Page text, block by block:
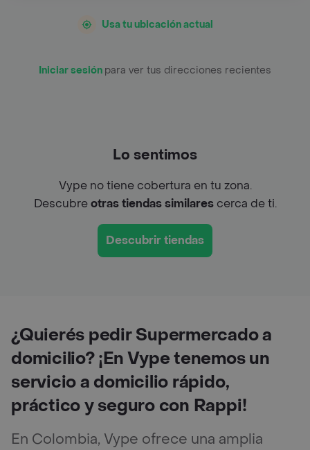
Usa tu ubicación actual
Iniciar sesión para ver tus direcciones recientes
Lo sentimos
Vype no tiene cobertura en tu zona.
Descubreotras tiendas similarescerca de ti.
Descubrir tiendas
¿Quierés pedir Supermercado a
domicilio? ¡En Vype tenemos un
servicio a domicilio rápido,
práctico y seguro con Rappi!
En Colombia, Vype ofrece una amplia